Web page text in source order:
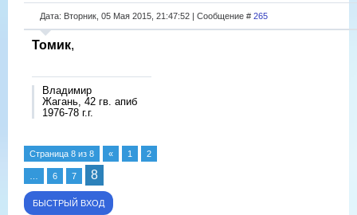
Дата: Вторник, 05 Мая 2015, 21:47:52 | Сообщение # 265
Томик,
Владимир
Жагань, 42 гв. апиб
1976-78 г.г.
Страница 8 из 8 « 1 2
6 7 8